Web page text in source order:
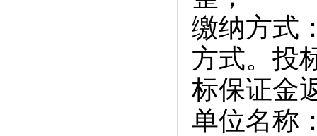
缴纳方式
方式。投
标保证金
单位名称